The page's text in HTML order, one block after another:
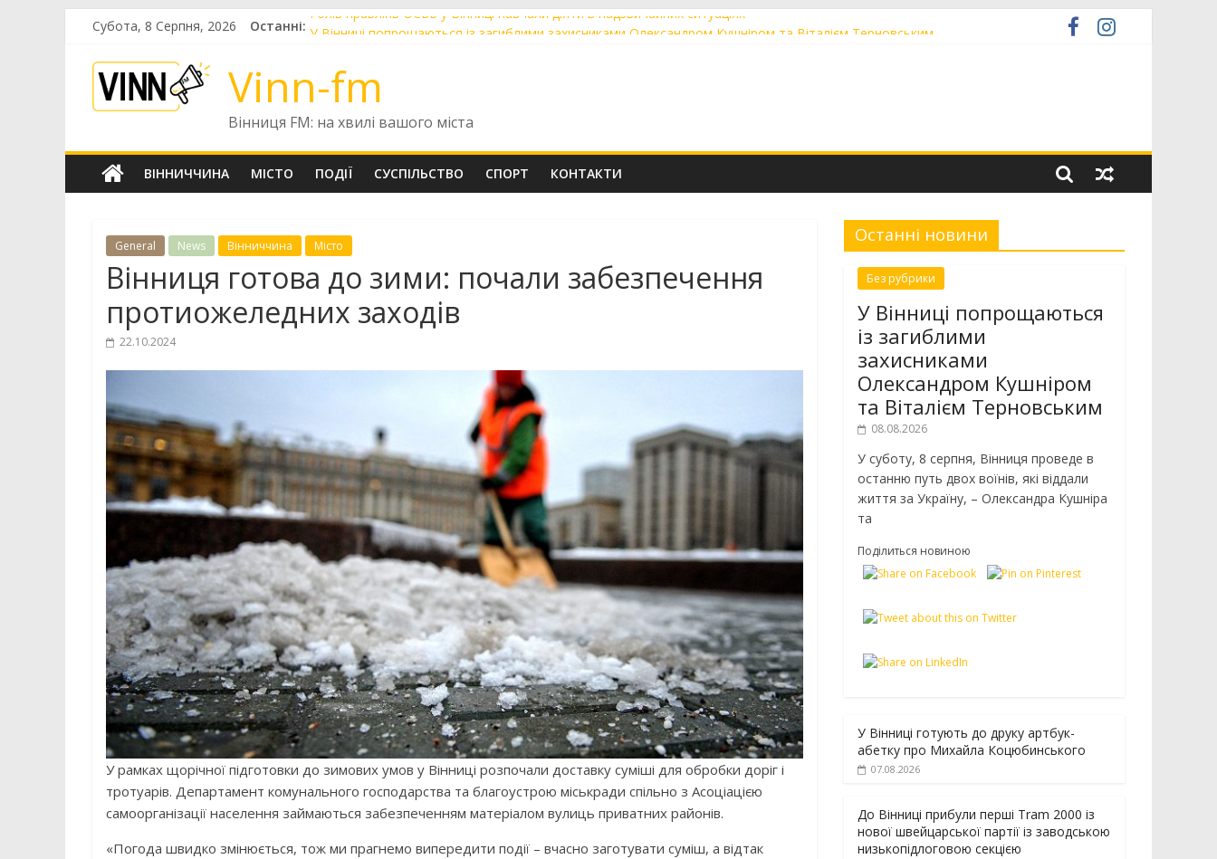
content
Субота, 8 Серпня, 2026 Останні: Голів правлінь ОСББ у Вінниці навчали діяти в надзвичайних ситуаціях
До Вінниці прибули перші Tram 2000 із нової швейцарської партії із заводською низькопідлоговою секцією
У Вінниці цьогоріч понад 60 мешканців скористалися послугою «Мобільний адміністратор» ЦНАП
Vinn-fm
Вінниця FM: на хвилі вашого міста
ВІННИЧЧИНА МІСТО ПОДІЇ СУСПІЛЬСТВО СПОРТ КОНТАКТИ
General News Вінниччина Місто
Вінниця готова до зими: почали забезпечення
протиожеледних заходів
22.10.2024
У рамках щорічної підготовки до зимових умов у Вінниці розпочали доставку суміші для обробки доріг і
тротуарів. Департамент комунального господарства та благоустрою міськради спільно з Асоціацією
самоорганізації населення займаються забезпеченням матеріалом вулиць приватних районів.
«Погода швидко змінюється, тож ми прагнемо випередити події – вчасно заготувати суміш, а відтак
Останні новини
Без рубрики
У Вінниці попрощаються
із загиблими
захисниками
Олександром Кушніром
та Віталієм Терновським
08.08.2026
У суботу, 8 серпня, Вінниця проведе в
останню путь двох воїнів, які віддали
життя за Україну, – Олександра Кушніра
та
Поділиться новиною
У Вінниці готують до друку артбук-
абетку про Михайла Коцюбинського
07.08.2026
До Вінниці прибули перші Tram 2000 із
нової швейцарської партії із заводською
низькопідлоговою секцією